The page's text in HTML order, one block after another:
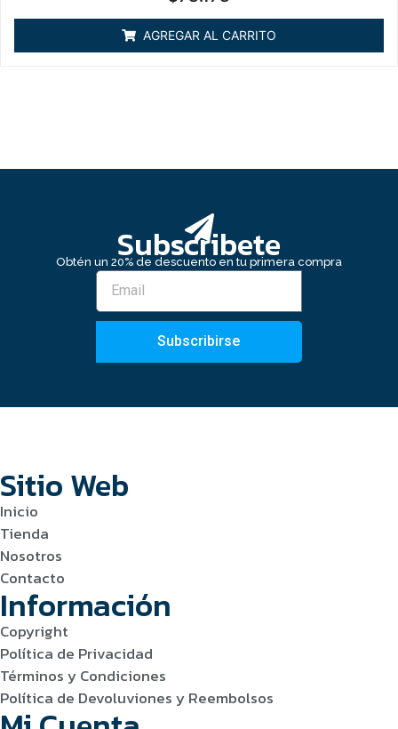
5
AGREGAR AL CARRITO
Subscribete
Obtén un 20% de descuento en tu primera compra
Subscribirse
Sitio Web
Inicio
Tienda
Nosotros
Contacto
Información
Copyright
Política de Privacidad
Términos y Condiciones
Política de Devoluviones y Reembolsos